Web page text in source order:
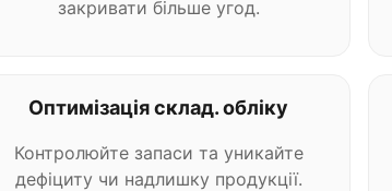
закривати більше угод.
Оптимізація склад. обліку
Контролюйте запаси та уникайте
дефіциту чи надлишку продукції.